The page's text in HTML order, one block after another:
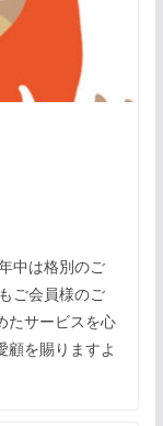
中は格別のご
ご会員様のご
たサービスを心
顧を賜りますよ